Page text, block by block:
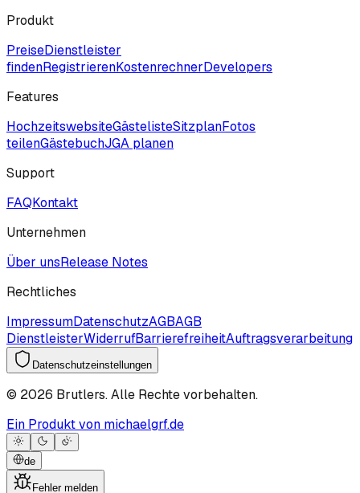
Produkt
PreiseDienstleister
findenRegistrierenKostenrechnerDevelopers
Features
HochzeitswebsiteGästelisteSitzplanFotos
teilenGästebuchJGA planen
Support
FAQKontakt
Unternehmen
Über unsRelease Notes
Rechtliches
ImpressumDatenschutzAGBAGB
DienstleisterWiderrufBarrierefreiheitAuftragsverarbeitung
Datenschutzeinstellungen
© 2026 Brutlers.Alle Rechte vorbehalten.
Ein Produkt von michaelgrf.de
de
Fehler melden